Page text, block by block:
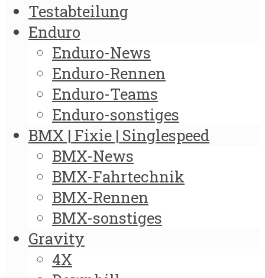
Testabteilung
Enduro
Enduro-News
Enduro-Rennen
Enduro-Teams
Enduro-sonstiges
BMX | Fixie | Singlespeed
BMX-News
BMX-Fahrtechnik
BMX-Rennen
BMX-sonstiges
Gravity
4X